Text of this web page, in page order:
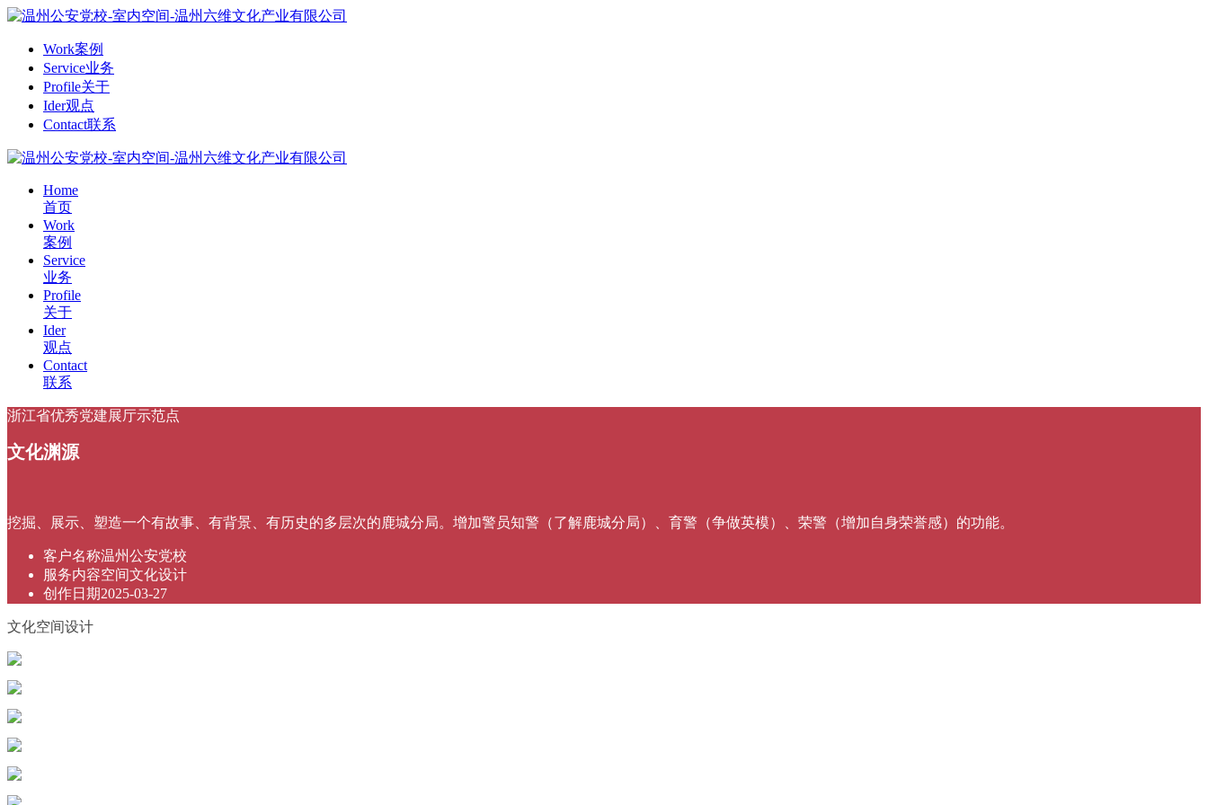
Work案例
Service业务
Profile关于
Ider观点
Contact联系
Home
首页
Work
案例
Service
业务
Profile
关于
Ider
观点
Contact
联系
浙江省优秀党建展厅示范点
文化渊源
挖掘、展示、塑造一个有故事、有背景、有历史的多层次的鹿城分局。增加警员知警（了解鹿城分局）、育警（争做英模）、荣警（增加自身荣誉感）的功能。
客户名称温州公安党校
服务内容空间文化设计
创作日期2025-03-27
文化空间设计